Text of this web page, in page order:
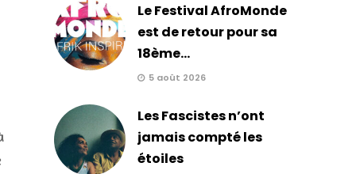
Le Festival AfroMonde
est de retour pour sa
18ème...
5 août 2026
Les Fascistes n’ont
jamais compté les
étoiles